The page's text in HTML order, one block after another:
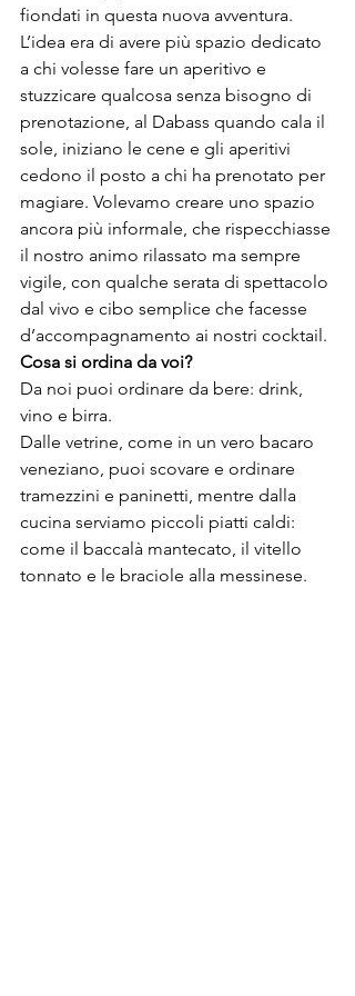
fiondati in questa nuova avventura.
L’idea era di avere più spazio dedicato
a chi volesse fare un aperitivo e
stuzzicare qualcosa senza bisogno di
prenotazione, al Dabass quando cala il
sole, iniziano le cene e gli aperitivi
cedono il posto a chi ha prenotato per
magiare. Volevamo creare uno spazio
ancora più informale, che rispecchiasse
il nostro animo rilassato ma sempre
vigile, con qualche serata di spettacolo
dal vivo e cibo semplice che facesse
d’accompagnamento ai nostri cocktail.
Cosa si ordina da voi?
Da noi puoi ordinare da bere: drink,
vino e birra.
Dalle vetrine, come in un vero bacaro
veneziano, puoi scovare e ordinare
tramezzini e paninetti, mentre dalla
cucina serviamo piccoli piatti caldi:
come il baccalà mantecato, il vitello
tonnato e le braciole alla messinese.